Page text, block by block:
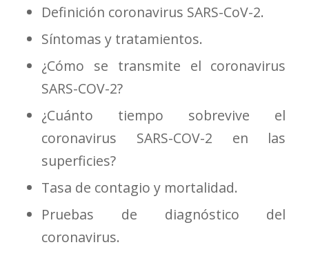
Definición coronavirus SARS-CoV-2.
Síntomas y tratamientos.
¿Cómo se transmite el coronavirus
SARS-COV-2?
¿Cuánto tiempo sobrevive el
coronavirus SARS-COV-2 en las
superficies?
Tasa de contagio y mortalidad.
Pruebas de diagnóstico del
coronavirus.